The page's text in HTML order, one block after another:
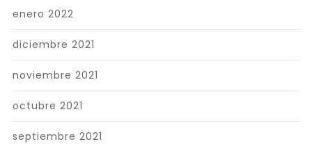
enero 2022
diciembre 2021
noviembre 2021
octubre 2021
septiembre 2021